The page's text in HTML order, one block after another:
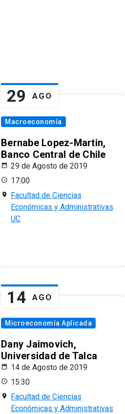
29 AGO
Macroeconomía
Bernabe Lopez-Martin,
Banco Central de Chile
29 de Agosto de 2019
17:00
Facultad de Ciencias
Económicas y Administrativas
UC
14 AGO
Microeconomía Aplicada
Dany Jaimovich,
Universidad de Talca
14 de Agosto de 2019
15:30
Facultad de Ciencias
Económicas y Administrativas